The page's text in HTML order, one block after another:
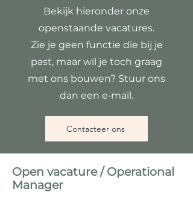
Bekijk hieronder onze
openstaande vacatures.
Zie je geen functie die bij je
past, maar wil je toch graag
met ons bouwen? Stuur ons
dan een e‑mail.
Contacteer ons
Open vacature / Operational
Manager